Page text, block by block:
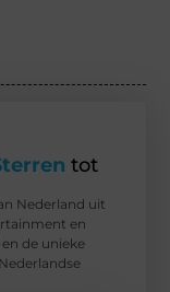
tot
Nederland uit
en
de unieke